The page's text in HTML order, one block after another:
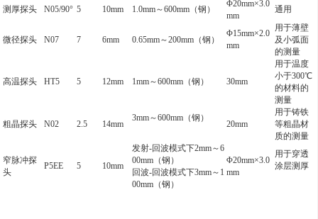
测厚探头 N05/90° 5 10mm 1.0mm～600mm（钢）
Φ20mm×3.0
mm
通用
微径探头 N07 7 6mm 0.65mm～200mm（钢）
Φ15mm×2.0
mm
用于薄壁
及小弧面
的测量
高温探头 HT5 5 12mm 1mm～600mm（钢） 30mm
用于温度
小于300℃
的材料的
测量
粗晶探头 N02 2.5 14mm
3mm～600mm（钢）
20mm
用于铸铁
等粗晶材
质的测量
窄脉冲探
头
P5EE 5 10mm
发射-回波模式下2mm～6
00mm（钢）
回波-回波模式下3mm～1
00mm（钢）
Φ20mm×3.0
mm
用于穿透
涂层测厚